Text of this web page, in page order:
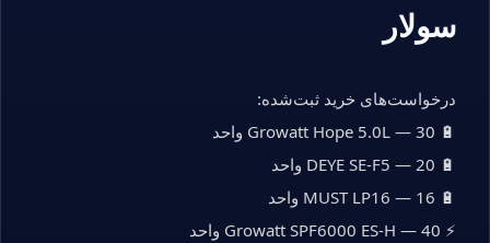
سولار
درخواست‌های خرید ثبت‌شده:
🔋 Growatt Hope 5.0L — 30 واحد
🔋 DEYE SE-F5 — 20 واحد
🔋 MUST LP16 — 16 واحد
⚡ Growatt SPF6000 ES-H — 40 واحد